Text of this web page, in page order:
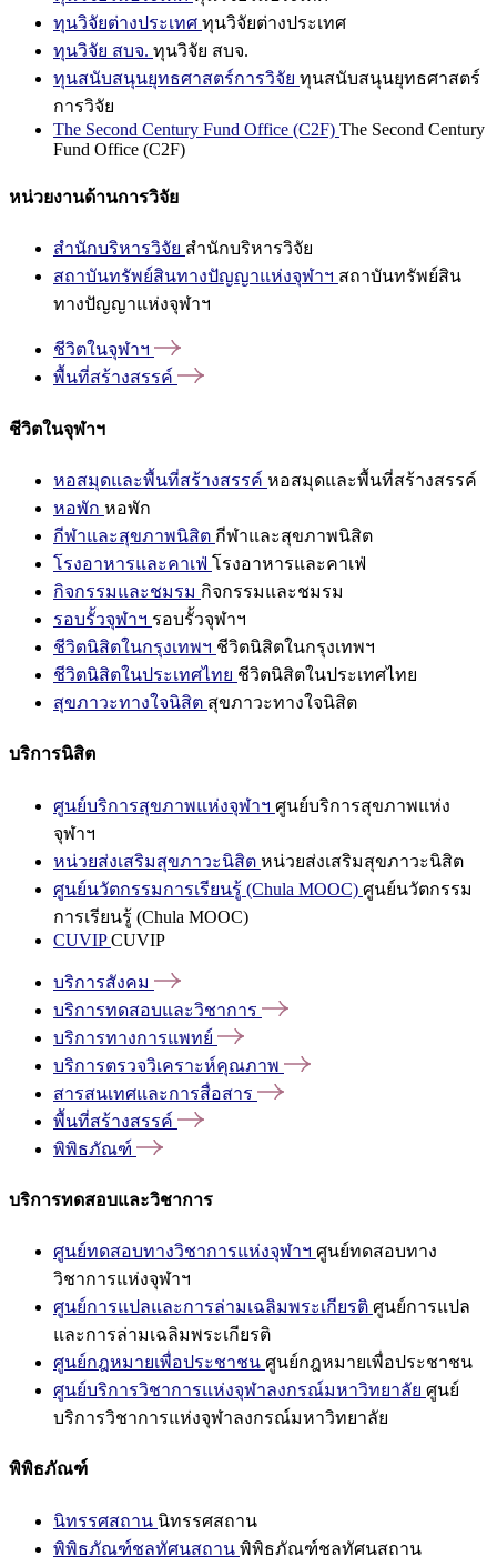
ทุนวิจัยต่างประเทศ ทุนวิจัยต่างประเทศ
ทุนวิจัย สบจ. ทุนวิจัย สบจ.
ทุนสนับสนุนยุทธศาสตร์การวิจัย ทุนสนับสนุนยุทธศาสตร์
การวิจัย
The Second Century Fund Office (C2F) The Second Century
Fund Office (C2F)
หน่วยงานด้านการวิจัย
สำนักบริหารวิจัย สำนักบริหารวิจัย
สถาบันทรัพย์สินทางปัญญาแห่งจุฬาฯ สถาบันทรัพย์สิน
ทางปัญญาแห่งจุฬาฯ
ชีวิตในจุฬาฯ
พื้นที่สร้างสรรค์
ชีวิตในจุฬาฯ
หอสมุดและพื้นที่สร้างสรรค์ หอสมุดและพื้นที่สร้างสรรค์
หอพัก หอพัก
กีฬาและสุขภาพนิสิต กีฬาและสุขภาพนิสิต
โรงอาหารและคาเฟ่ โรงอาหารและคาเฟ่
กิจกรรมและชมรม กิจกรรมและชมรม
รอบรั้วจุฬาฯ รอบรั้วจุฬาฯ
ชีวิตนิสิตในกรุงเทพฯ ชีวิตนิสิตในกรุงเทพฯ
ชีวิตนิสิตในประเทศไทย ชีวิตนิสิตในประเทศไทย
สุขภาวะทางใจนิสิต สุขภาวะทางใจนิสิต
บริการนิสิต
ศูนย์บริการสุขภาพแห่งจุฬาฯ ศูนย์บริการสุขภาพแห่ง
จุฬาฯ
หน่วยส่งเสริมสุขภาวะนิสิต หน่วยส่งเสริมสุขภาวะนิสิต
ศูนย์นวัตกรรมการเรียนรู้ (Chula MOOC) ศูนย์นวัตกรรม
การเรียนรู้ (Chula MOOC)
CUVIPCUVIP
บริการสังคม
บริการทดสอบและวิชาการ
บริการทางการแพทย์
บริการตรวจวิเคราะห์คุณภาพ
สารสนเทศและการสื่อสาร
พื้นที่สร้างสรรค์
พิพิธภัณฑ์
บริการทดสอบและวิชาการ
ศูนย์ทดสอบทางวิชาการแห่งจุฬาฯ ศูนย์ทดสอบทาง
วิชาการแห่งจุฬาฯ
ศูนย์การแปลและการล่ามเฉลิมพระเกียรติ ศูนย์การแปล
และการล่ามเฉลิมพระเกียรติ
ศูนย์กฎหมายเพื่อประชาชน ศูนย์กฎหมายเพื่อประชาชน
ศูนย์บริการวิชาการแห่งจุฬาลงกรณ์มหาวิทยาลัย ศูนย์
บริการวิชาการแห่งจุฬาลงกรณ์มหาวิทยาลัย
พิพิธภัณฑ์
นิทรรศสถาน นิทรรศสถาน
พิพิธภัณฑ์ชลทัศนสถาน พิพิธภัณฑ์ชลทัศนสถาน